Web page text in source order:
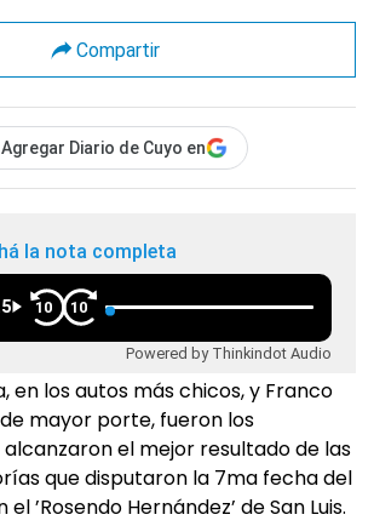
Compartir
Agregar Diario de Cuyo en
la nota completa
10 10
Powered by Thinkindot Audio
en los autos más chicos, y Franco
mayor porte, fueron los
alcanzaron el mejor resultado de las
que disputaron la 7ma fecha del
’Rosendo Hernández’ de San Luis.